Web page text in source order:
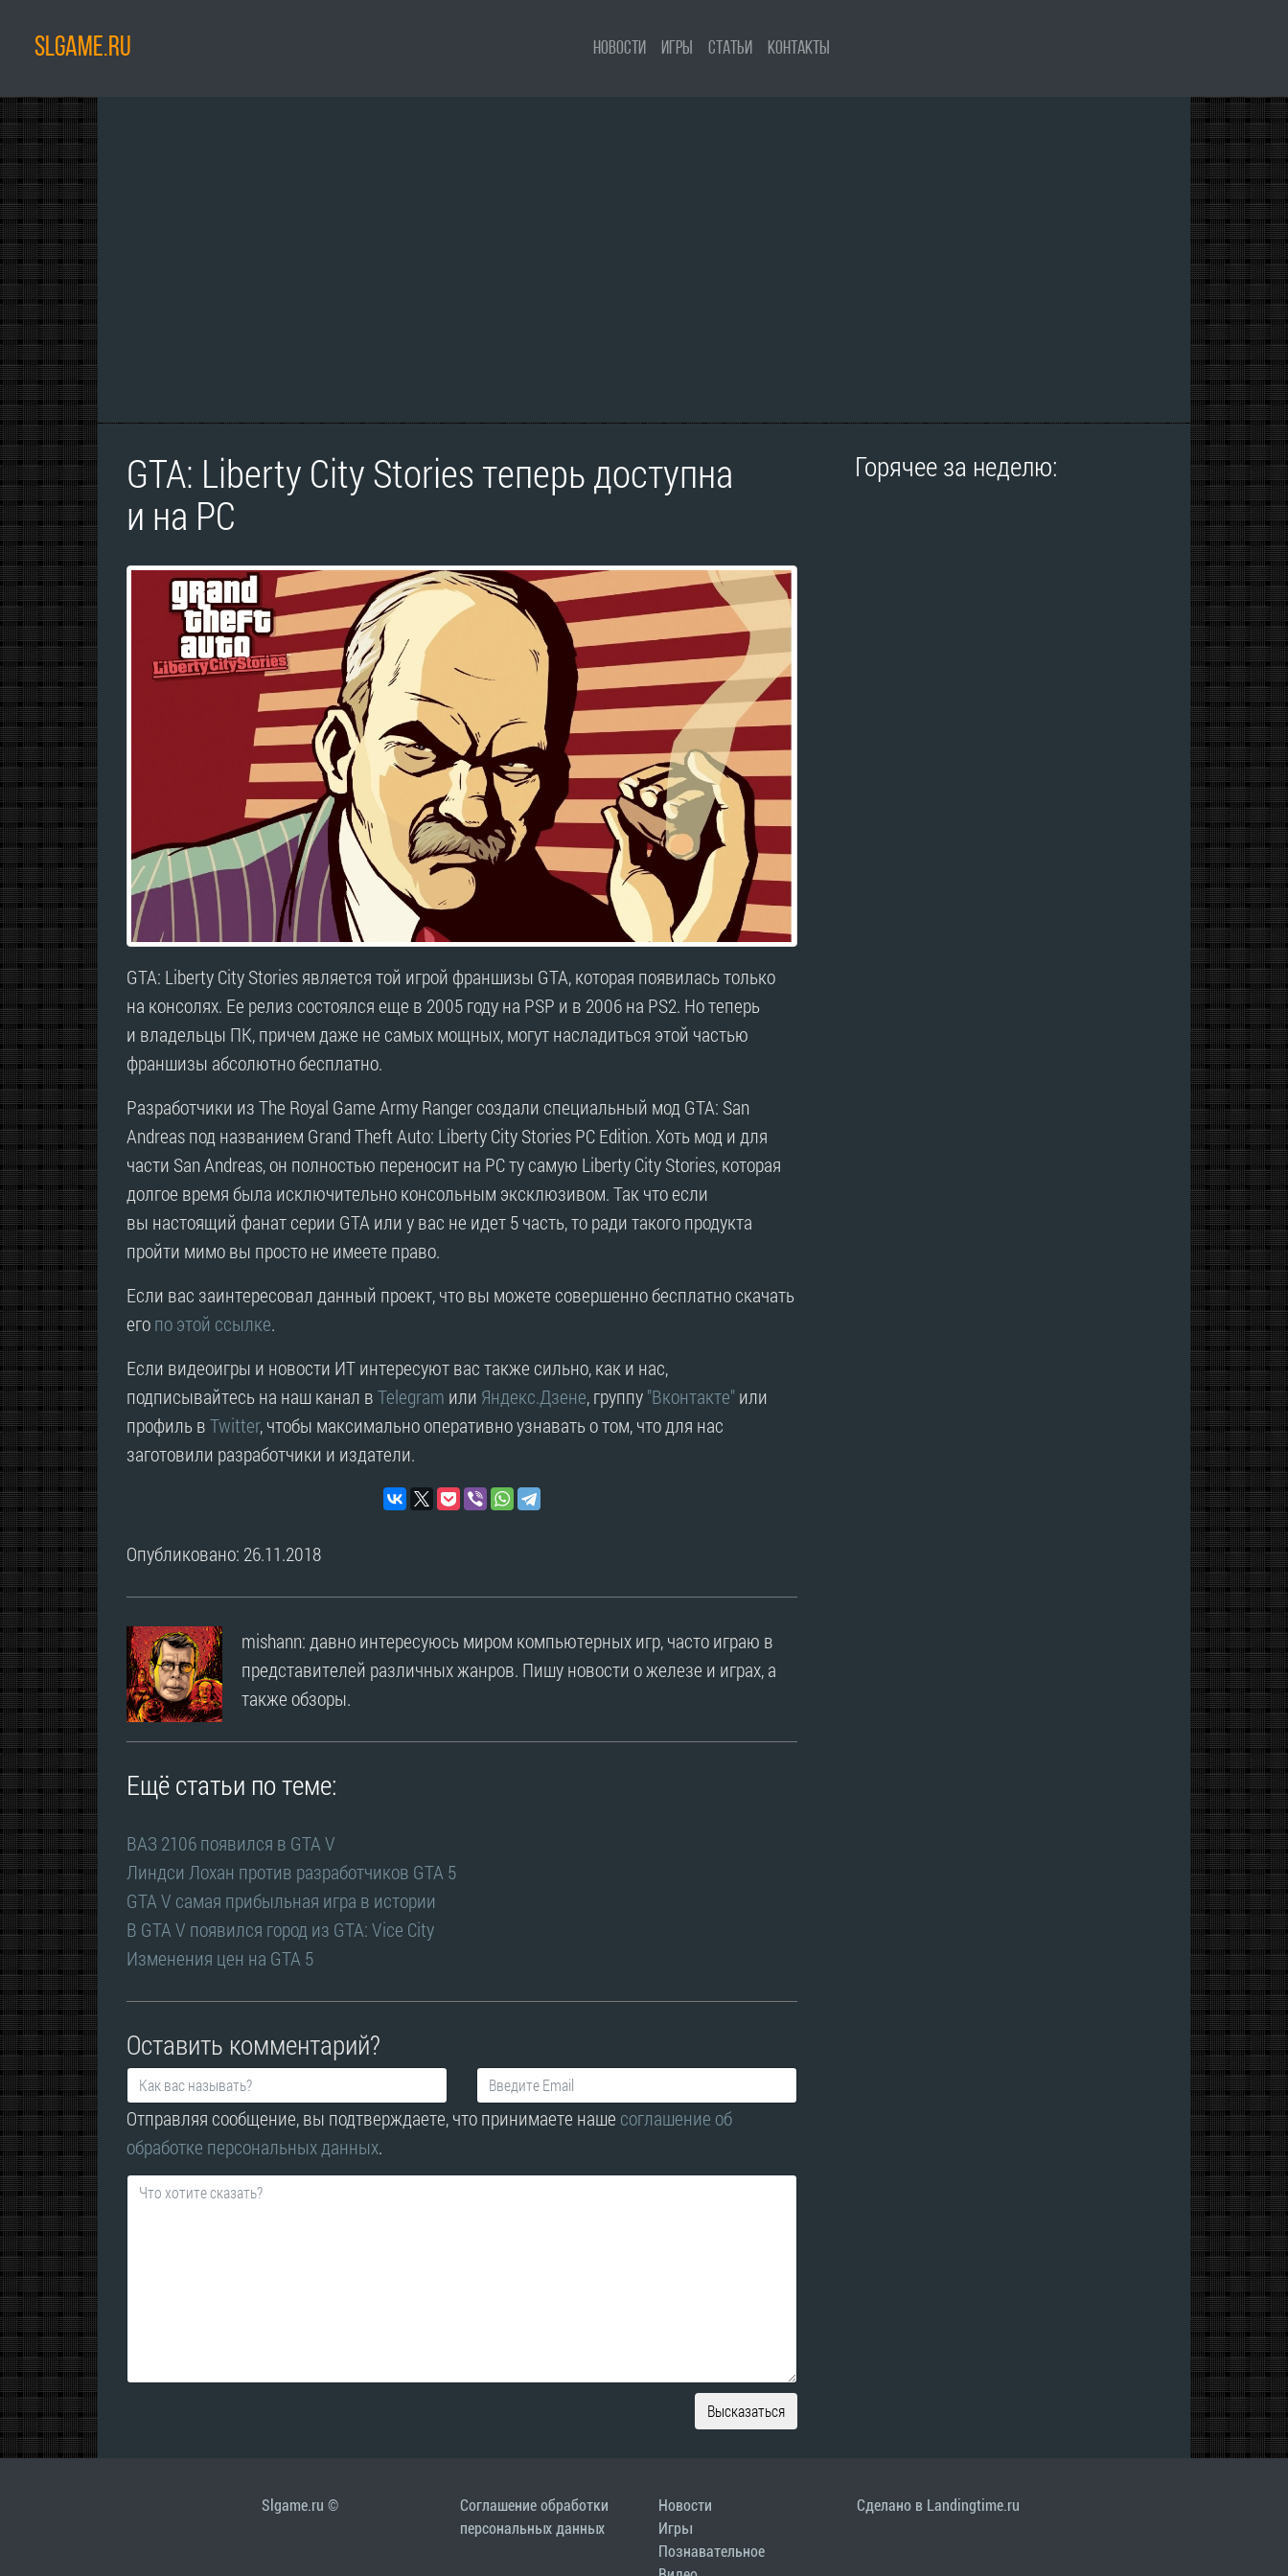
SLGAME.RU Новости Игры Статьи Контакты
GTA: Liberty City Stories теперь доступна
и на PC
GTA: Liberty City Stories является той игрой франшизы GTA, которая появилась только
на консолях. Ее релиз состоялся еще в 2005 году на PSP и в 2006 на PS2. Но теперь
и владельцы ПК, причем даже не самых мощных, могут насладиться этой частью
франшизы абсолютно бесплатно.
Разработчики из The Royal Game Army Ranger создали специальный мод GTA: San
Andreas под названием Grand Theft Auto: Liberty City Stories PC Edition. Хоть мод и для
части San Andreas, он полностью переносит на PC ту самую Liberty City Stories, которая
долгое время была исключительно консольным эксклюзивом. Так что если
вы настоящий фанат серии GTA или у вас не идет 5 часть, то ради такого продукта
пройти мимо вы просто не имеете право.
Если вас заинтересовал данный проект, что вы можете совершенно бесплатно скачать
егопо этой ссылке.
Если видеоигры и новости ИТ интересуют вас также сильно, как и нас,
подписывайтесь на наш канал вTelegram или Яндекс.Дзене, группу"Вконтакте"или
профиль вTwitter, чтобы максимально оперативно узнавать о том, что для нас
заготовили разработчики и издатели.
Опубликовано: 26.11.2018
mishann: давно интересуюсь миром компьютерных игр, часто играю в
представителей различных жанров. Пишу новости о железе и играх, а
также обзоры.
Ещё статьи по теме:
ВАЗ 2106 появился в GTA V
Линдси Лохан против разработчиков GTA 5
GTA V самая прибыльная игра в истории
В GTA V появился город из GTA: Vice City
Изменения цен на GTA 5
Оставить комментарий?
Отправляя сообщение, вы подтверждаете, что принимаете наше соглашение об
обработке персональных данных.
Высказаться
Горячее за неделю:
Slgame.ru ©
Соглашение обработки
персональных данных
Новости
Игры
Познавательное
Сделано в Landingtime.ru